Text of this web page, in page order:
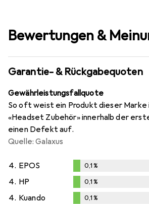
Bewertungen &
Garantie- & Rückgabequoten
Gewährleistungsfallquote
So oft weist ein Produkt dieser
«Headset Zubehör» innerhalb der
einen Defekt auf.
Quelle: Galaxus
4. EPOS
%
0,1%
4. HP
%
0,1%
4. Kuando 0,1%